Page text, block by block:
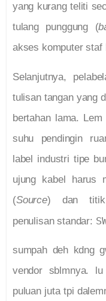
yang kurang teliti
tulang punggung (
akses komputer staf
Selanjutnya,
tulisan tangan yang
bertahan lama.
suhu pendingin
label industri tipe
ujung kabel harus
(Source) dan
penulisan standar:
sumpah deh kdng
vendor sblmnya.
puluan juta tpi